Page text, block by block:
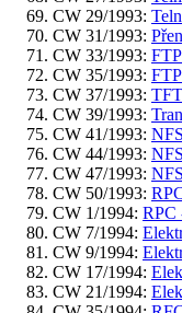
CW 29/1993:
CW 31/1993:
CW 33/1993:
CW 35/1993:
CW 37/1993:
CW 39/1993:
CW 41/1993:
CW 44/1993:
CW 47/1993:
CW 50/1993:
CW 1/1994: RPC
CW 7/1994:
CW 9/1994:
CW 17/1994:
CW 21/1994: